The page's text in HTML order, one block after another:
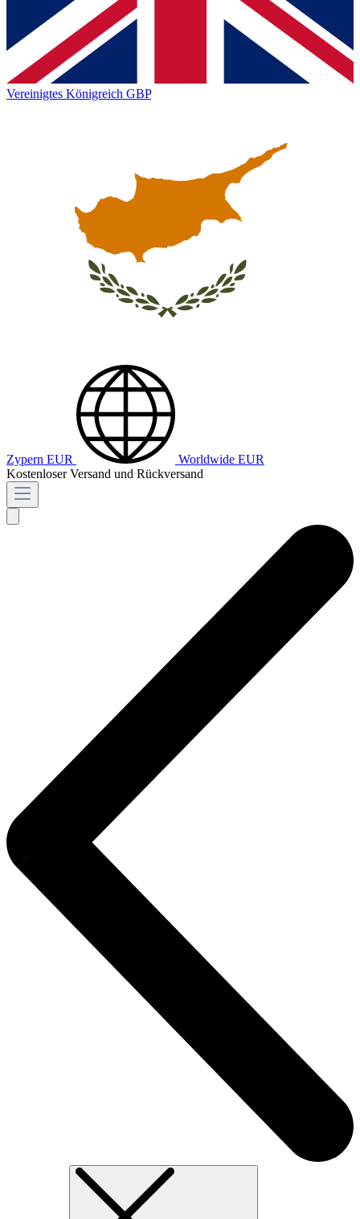
Vereinigtes Königreich GBP
Zypern EUR Worldwide EUR
Kostenloser Versand und Rückversand